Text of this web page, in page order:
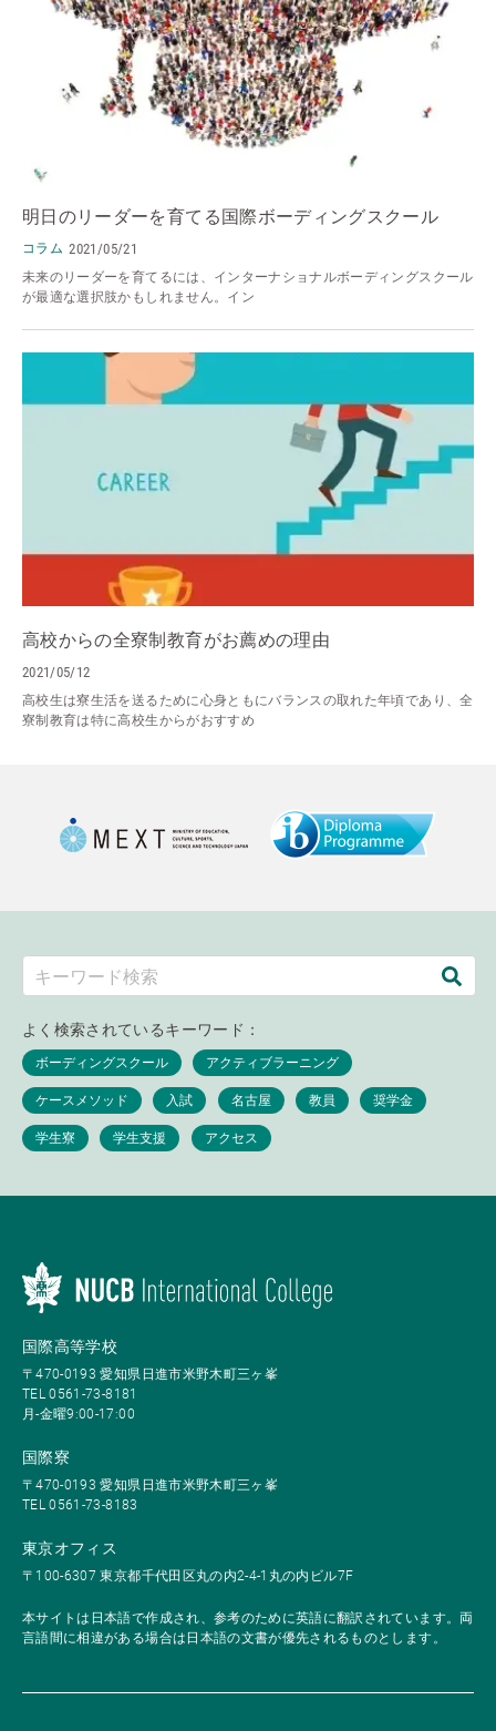
明日のリーダーを育てる国際ボーディングスクール
コラム 2021/05/21
未来のリーダーを育てるには、インターナショナルボーディングスクール
が最適な選択肢かもしれません。イン
高校からの全寮制教育がお薦めの理由
2021/05/12
高校生は寮生活を送るために心身ともにバランスの取れた年頃であり、全
寮制教育は特に高校生からがおすすめ
よく検索されているキーワード：
国際高等学校
〒470-0193 愛知県日進市米野木町三ヶ峯
TEL 0561-73-8181
月-金曜9:00-17:00
国際寮
〒470-0193 愛知県日進市米野木町三ヶ峯
TEL 0561-73-8183
東京オフィス
〒100-6307 東京都千代田区丸の内2-4-1丸の内ビル7F
本サイトは日本語で作成され、参考のために英語に翻訳されています。両
言語間に相違がある場合は日本語の文書が優先されるものとします。